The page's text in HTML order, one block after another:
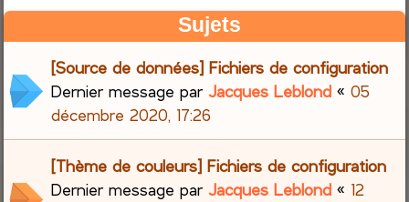
r
c
Sujets
[Source de données] Fichiers de configuration
Dernier message parJacques Leblond «05
décembre 2020, 17:26
[Thème de couleurs] Fichiers de configuration
Dernier message parJacques Leblond « 12